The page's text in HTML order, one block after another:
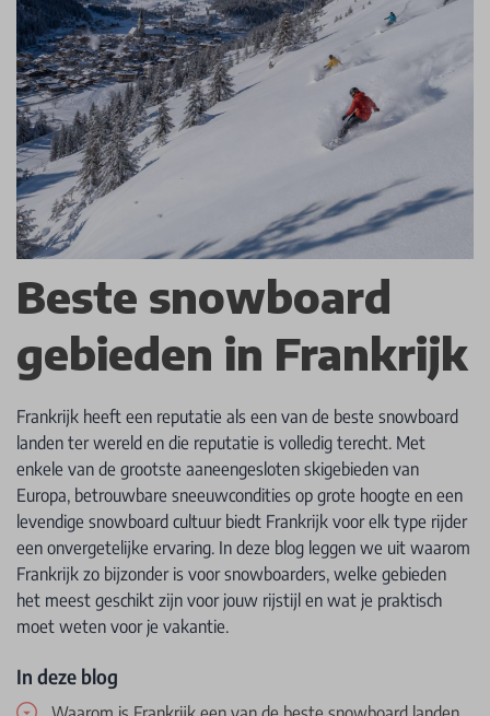
Beste snowboard
gebieden in Frankrijk
Frankrijk heeft een reputatie als een van de beste snowboard
landen ter wereld en die reputatie is volledig terecht. Met
enkele van de grootste aaneengesloten skigebieden van
Europa, betrouwbare sneeuwcondities op grote hoogte en een
levendige snowboard cultuur biedt Frankrijk voor elk type rijder
een onvergetelijke ervaring. In deze blog leggen we uit waarom
Frankrijk zo bijzonder is voor snowboarders, welke gebieden
het meest geschikt zijn voor jouw rijstijl en wat je praktisch
moet weten voor je vakantie.
In deze blog